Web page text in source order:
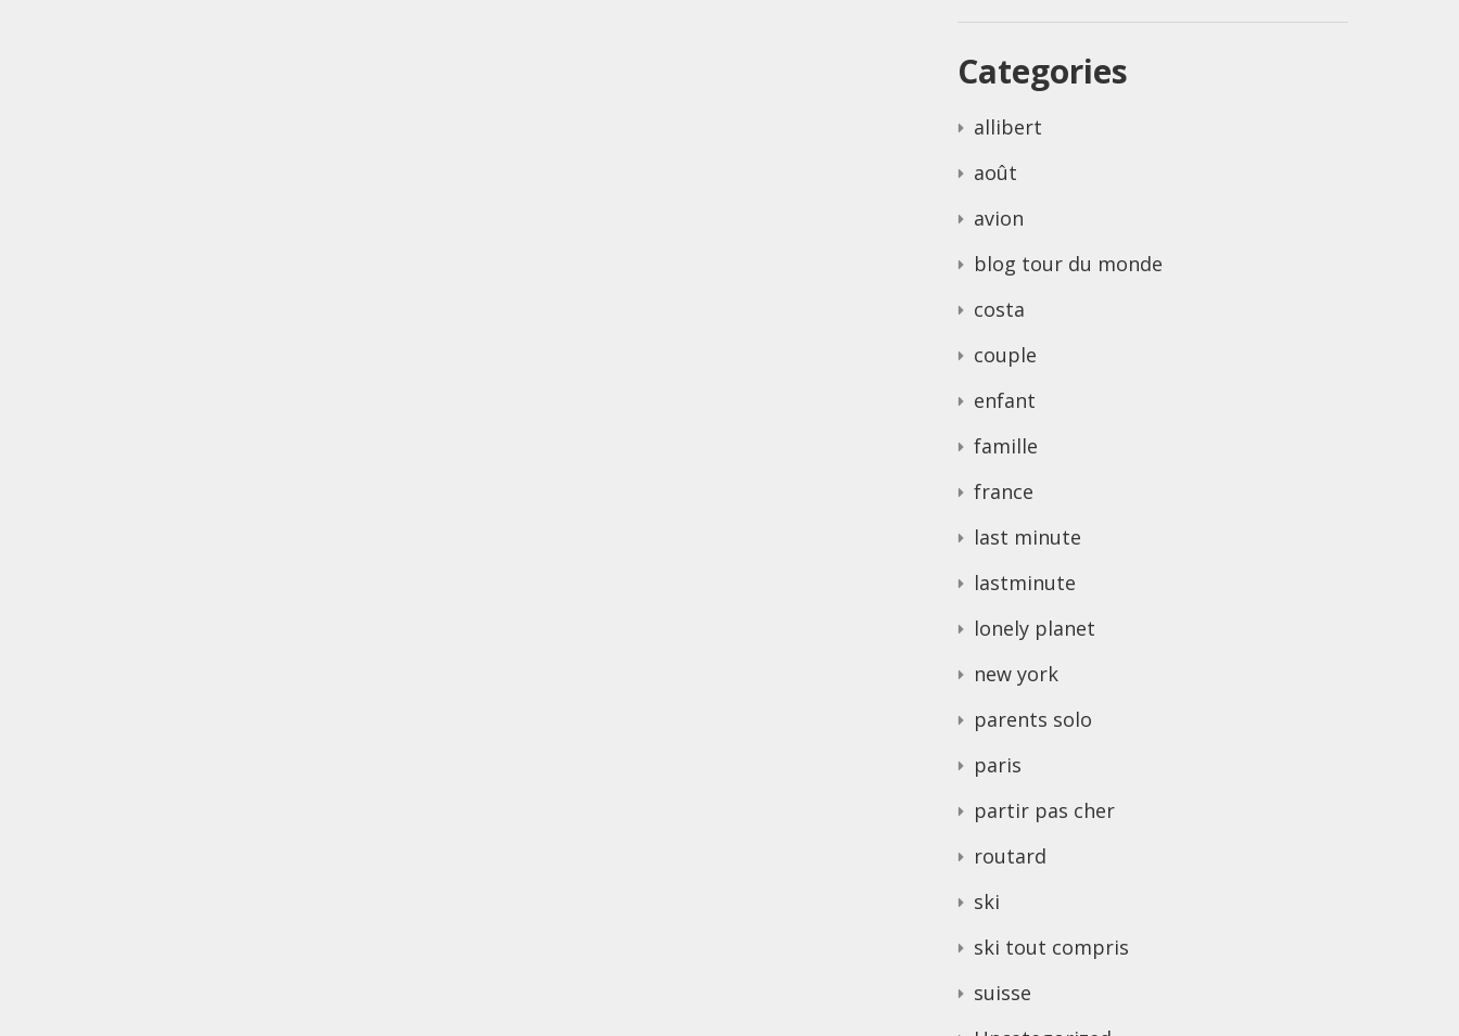
Categories
allibert
août
avion
blog tour du monde
costa
couple
enfant
famille
france
last minute
lastminute
lonely planet
new york
parents solo
paris
partir pas cher
routard
ski
ski tout compris
suisse